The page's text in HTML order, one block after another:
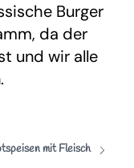
Burger
da der
und wir alle
mit Fleisch